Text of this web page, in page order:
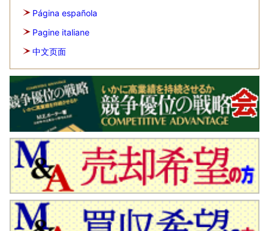
Página española
Pagine italiane
中文页面